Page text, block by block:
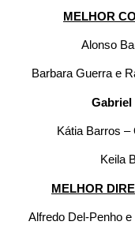
MELHOR
Alonso
Barbara Guerra e
Gabriel
Kátia Barros
Keila
MELHOR
Alfredo Del-Penho